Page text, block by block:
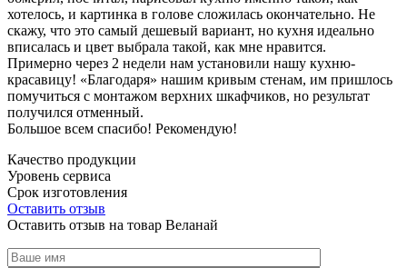
хотелось, и картинка в голове сложилась окончательно. Не
скажу, что это самый дешевый вариант, но кухня идеально
вписалась и цвет выбрала такой, как мне нравится.
Примерно через 2 недели нам установили нашу кухню-
красавицу! «Благодаря» нашим кривым стенам, им пришлось
помучиться с монтажом верхних шкафчиков, но результат
получился отменный.
Большое всем спасибо! Рекомендую!
Качество продукции
Уровень сервиса
Срок изготовления
Оставить отзыв
Оставить отзыв на товар Веланай